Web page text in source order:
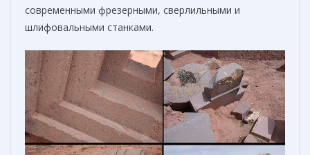
современными фрезерными, сверлильными и
шлифовальными станками.